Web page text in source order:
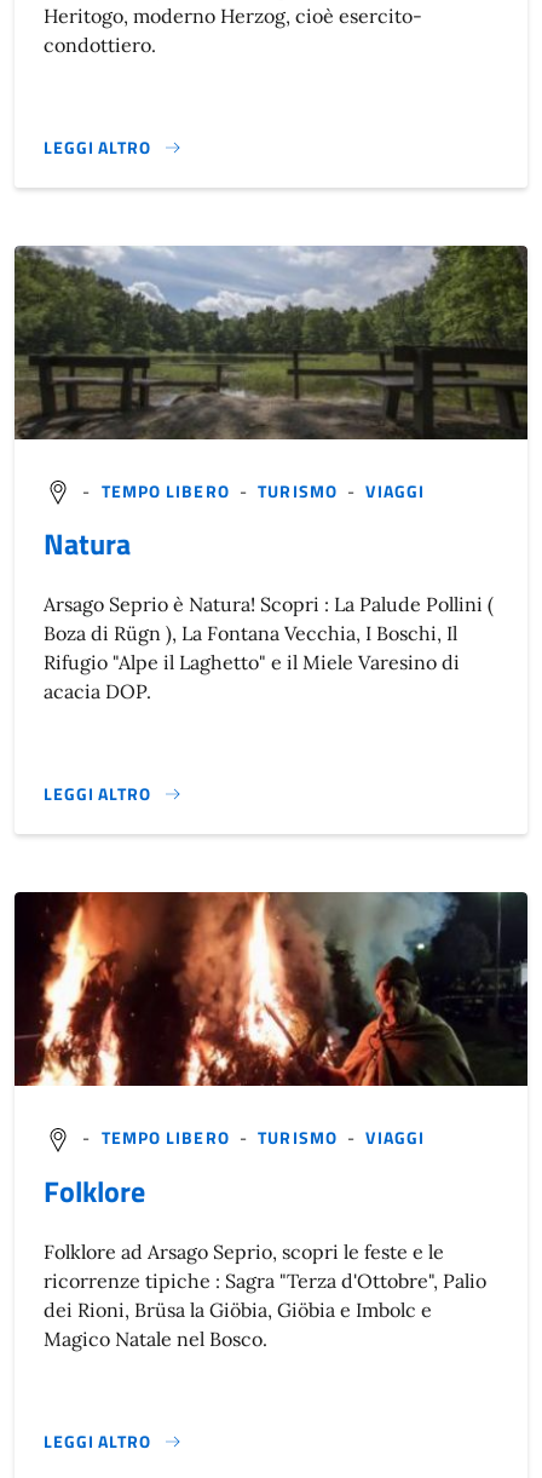
Heritogo, moderno Herzog, cioè esercito-
condottiero.
LEGGI ALTRO
STORIA}
- TEMPO LIBERO -TURISMO -VIAGGI
Natura
Arsago Seprio è Natura! Scopri : La Palude Pollini (
Boza di Rügn ), La Fontana Vecchia, I Boschi, Il
Rifugio "Alpe il Laghetto" e il Miele Varesino di
acacia DOP.
LEGGI ALTRO
NATURA}
- TEMPO LIBERO -TURISMO -VIAGGI
Folklore
Folklore ad Arsago Seprio, scopri le feste e le
ricorrenze tipiche : Sagra "Terza d'Ottobre", Palio
dei Rioni, Brüsa la Giöbia, Giöbia e Imbolc e
Magico Natale nel Bosco.
LEGGI ALTRO
FOLKLORE}